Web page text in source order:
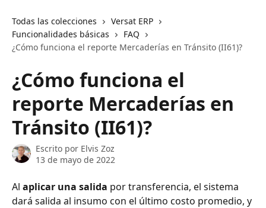
Todas las colecciones
Versat ERP
Funcionalidades básicas
FAQ
¿Cómo funciona el reporte Mercaderías en Tránsito (II61)?
¿Cómo funciona el
reporte Mercaderías en
Tránsito (II61)?
Escrito por Elvis Zoz
13 de mayo de 2022
Al aplicar una salida por transferencia, el sistema
dará salida al insumo con el último costo promedio, y